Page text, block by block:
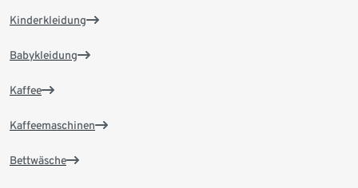
Kinderkleidung
Babykleidung
Kaffee
Kaffeemaschinen
Bettwäsche